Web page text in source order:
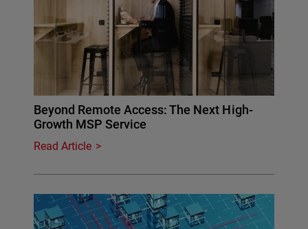
Beyond Remote Access: The Next High-
Growth MSP Service
Read Article